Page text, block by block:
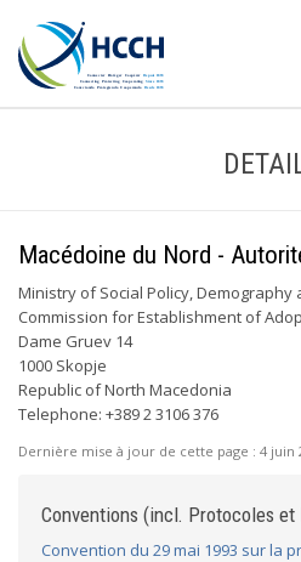
Macédoine du Nord -
Ministry of Social Policy, Demography
Commission for Establishment of
Dame Gruev 14
1000 Skopje
Republic of North Macedonia
Telephone: +389 2 3106 376
Dernière mise à jour de cette page : 4 juin
Conventions (incl. Protocoles et
Convention du 29 mai 1993 sur la